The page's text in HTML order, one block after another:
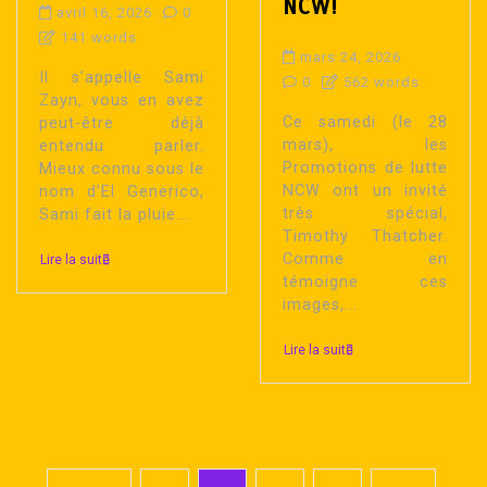
avril 16, 2026
0
141 words
Il s’appelle Sami
Zayn, vous en avez
peut-être déjà
entendu parler.
Mieux connu sous le
nom d’El Generico,
Sami fait la pluie...
Lire la suite
NCW!
mars 24, 2026
0
562 words
Ce samedi (le 28
mars), les
Promotions de lutte
NCW ont un invité
très spécial,
Timothy Thatcher.
Comme en
témoigne ces
images,...
Lire la suite